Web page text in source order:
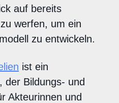
auf bereits
werfen, um ein
zu entwickeln.
ist ein
der Bildungs- und
Akteurinnen und